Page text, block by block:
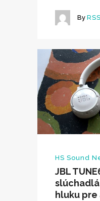
By
HS Sound
JBL
hluku